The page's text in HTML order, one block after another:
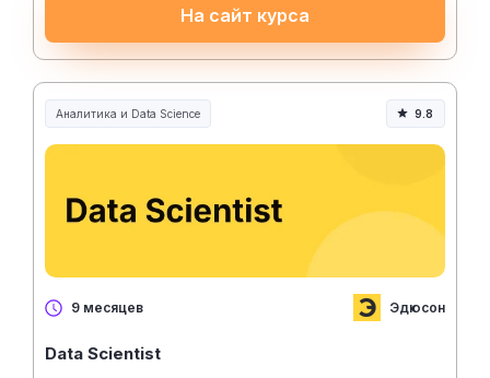
На сайт курса
Аналитика и Data Science 9.8
9 месяцев Эдюсон
Data Scientist